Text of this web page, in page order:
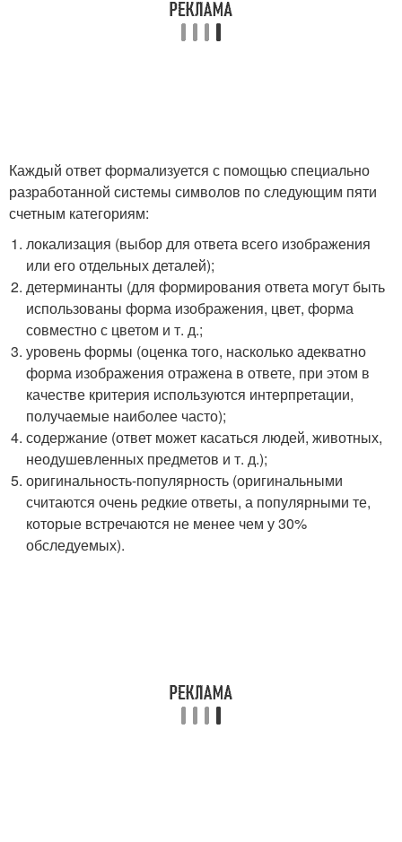
Каждый ответ формализуется с помощью специально
разработанной системы символов по следующим пяти
счетным категориям:
локализация (выбор для ответа всего изображения
или его отдельных деталей);
детерминанты (для формирования ответа могут быть
использованы форма изображения, цвет, форма
совместно с цветом и т. д.;
уровень формы (оценка того, насколько адекватно
форма изображения отражена в ответе, при этом в
качестве критерия используются интерпретации,
получаемые наиболее часто);
содержание (ответ может касаться людей, животных,
неодушевленных предметов и т. д.);
оригинальность-популярность (оригинальными
считаются очень редкие ответы, а популярными те,
которые встречаются не менее чем у 30%
обследуемых).